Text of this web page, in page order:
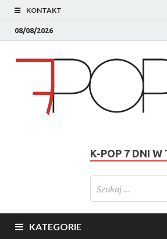
KONTAKT
08/08/2026
K-POP 7 DNI W
KATEGORIE